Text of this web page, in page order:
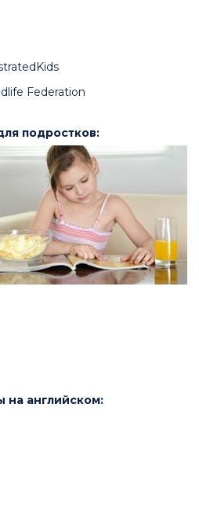
Federation
подростков:
английском: